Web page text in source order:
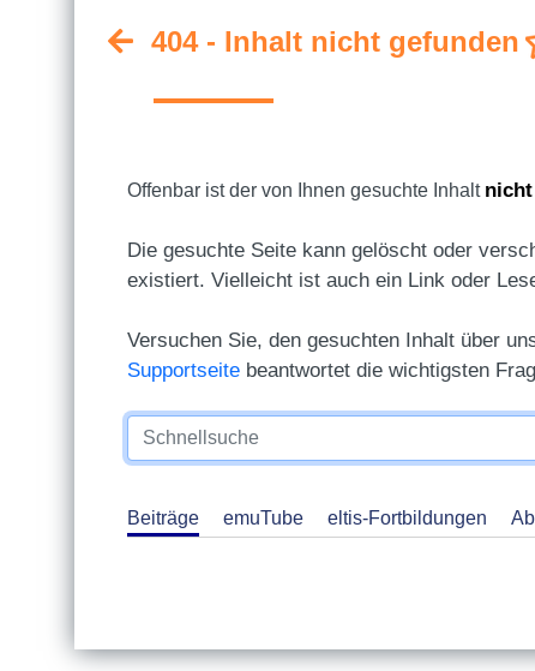
404 - Inhalt nicht gefunden
Offenbar ist der von Ihnen gesuchte Inhalt
Die gesuchte Seite kann gelöscht oder
existiert. Vielleicht ist auch ein Link oder
Versuchen Sie, den gesuchten Inhalt über
Supportseite beantwortet die wichtigsten
Beiträge emuTube eltis-Fortbildungen